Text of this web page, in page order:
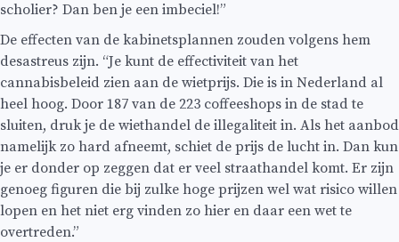
scholier? Dan ben je een imbeciel!”
De effecten van de kabinetsplannen zouden volgens hem
desastreus zijn. “Je kunt de effectiviteit van het
cannabisbeleid zien aan de wietprijs. Die is in Nederland al
heel hoog. Door 187 van de 223 coffeeshops in de stad te
sluiten, druk je de wiethandel de illegaliteit in. Als het aanbod
namelijk zo hard afneemt, schiet de prijs de lucht in. Dan kun
je er donder op zeggen dat er veel straathandel komt. Er zijn
genoeg figuren die bij zulke hoge prijzen wel wat risico willen
lopen en het niet erg vinden zo hier en daar een wet te
overtreden.”